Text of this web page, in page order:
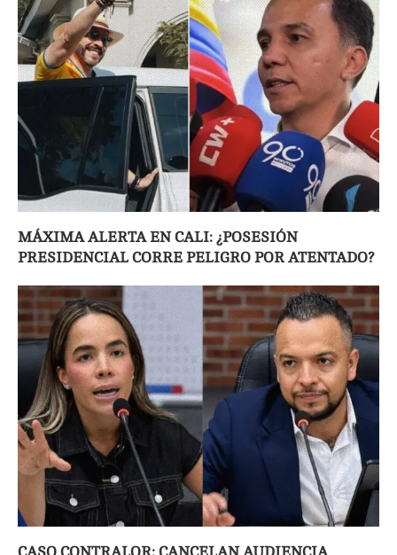
MÁXIMA ALERTA EN CALI: ¿POSESIÓN
PRESIDENCIAL CORRE PELIGRO POR ATENTADO?